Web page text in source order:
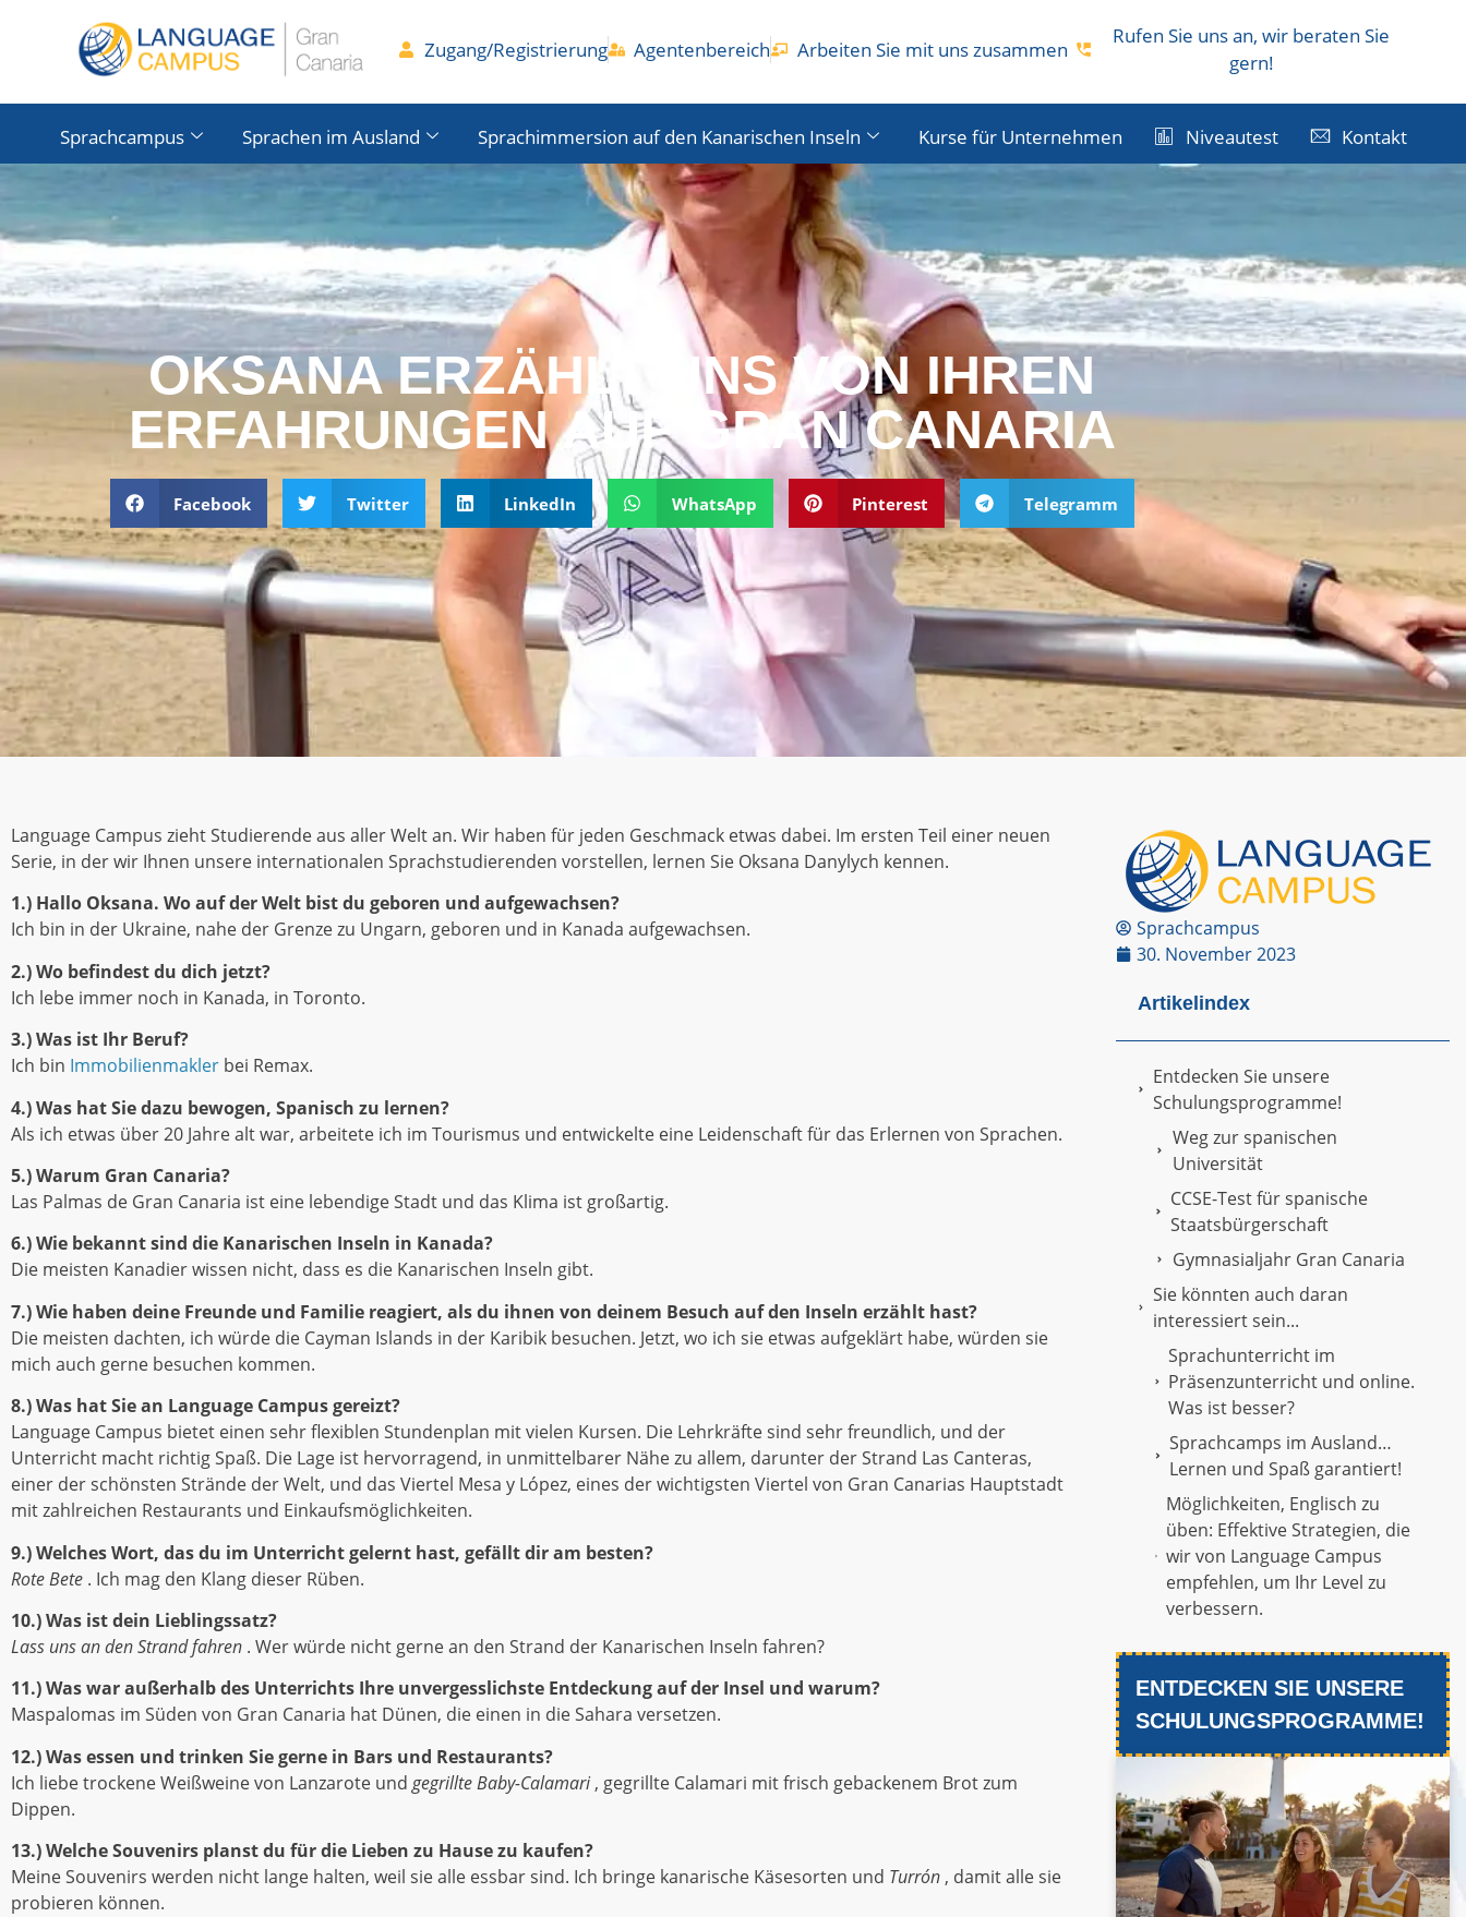
Zugang/Registrierung Agentenbereich Arbeiten Sie mit uns zusammen
Rufen Sie uns an, wir beraten Sie
gern!
Sprachcampus Sprachen im Ausland Sprachimmersion auf den Kanarischen Inseln Kurse für Unternehmen Niveautest Kontakt
OKSANA ERZÄHLT UNS VON IHREN
ERFAHRUNGEN AUF GRAN CANARIA
Facebook Twitter LinkedIn WhatsApp Pinterest Telegramm
Language Campus zieht Studierende aus aller Welt an. Wir haben für jeden Geschmack etwas dabei. Im ersten Teil einer neuen
Serie, in der wir Ihnen unsere internationalen Sprachstudierenden vorstellen, lernen Sie Oksana Danylych kennen.
1.) Hallo Oksana. Wo auf der Welt bist du geboren und aufgewachsen?
Ich bin in der Ukraine, nahe der Grenze zu Ungarn, geboren und in Kanada aufgewachsen.
2.) Wo befindest du dich jetzt?
Ich lebe immer noch in Kanada, in Toronto.
3.) Was ist Ihr Beruf?
Ich bin Immobilienmakler bei Remax.
4.) Was hat Sie dazu bewogen, Spanisch zu lernen?
Als ich etwas über 20 Jahre alt war, arbeitete ich im Tourismus und entwickelte eine Leidenschaft für das Erlernen von Sprachen.
5.) Warum Gran Canaria?
Las Palmas de Gran Canaria ist eine lebendige Stadt und das Klima ist großartig.
6.) Wie bekannt sind die Kanarischen Inseln in Kanada?
Die meisten Kanadier wissen nicht, dass es die Kanarischen Inseln gibt.
7.) Wie haben deine Freunde und Familie reagiert, als du ihnen von deinem Besuch auf den Inseln erzählt hast?
Die meisten dachten, ich würde die Cayman Islands in der Karibik besuchen. Jetzt, wo ich sie etwas aufgeklärt habe, würden sie
mich auch gerne besuchen kommen.
8.) Was hat Sie an Language Campus gereizt?
Language Campus bietet einen sehr flexiblen Stundenplan mit vielen Kursen. Die Lehrkräfte sind sehr freundlich, und der
Unterricht macht richtig Spaß. Die Lage ist hervorragend, in unmittelbarer Nähe zu allem, darunter der Strand Las Canteras,
einer der schönsten Strände der Welt, und das Viertel Mesa y López, eines der wichtigsten Viertel von Gran Canarias Hauptstadt
mit zahlreichen Restaurants und Einkaufsmöglichkeiten.
9.) Welches Wort, das du im Unterricht gelernt hast, gefällt dir am besten?
Rote Bete . Ich mag den Klang dieser Rüben.
10.) Was ist dein Lieblingssatz?
Lass uns an den Strand fahren . Wer würde nicht gerne an den Strand der Kanarischen Inseln fahren?
11.) Was war außerhalb des Unterrichts Ihre unvergesslichste Entdeckung auf der Insel und warum?
Maspalomas im Süden von Gran Canaria hat Dünen, die einen in die Sahara versetzen.
12.) Was essen und trinken Sie gerne in Bars und Restaurants?
Ich liebe trockene Weißweine von Lanzarote und gegrillte Baby-Calamari, gegrillte Calamari mit frisch gebackenem Brot zum
Dippen.
13.) Welche Souvenirs planst du für die Lieben zu Hause zu kaufen?
Meine Souvenirs werden nicht lange halten, weil sie alle essbar sind. Ich bringe kanarische Käsesorten und Turrón , damit alle sie
probieren können.
Sprachcampus
30. November 2023
Artikelindex
Entdecken Sie unsere
Schulungsprogramme!
Weg zur spanischen
Universität
CCSE-Test für spanische
Staatsbürgerschaft
Gymnasialjahr Gran Canaria
Sie könnten auch daran
interessiert sein...
Sprachunterricht im
Präsenzunterricht und online.
Was ist besser?
Sprachcamps im Ausland…
Lernen und Spaß garantiert!
Möglichkeiten, Englisch zu
üben: Effektive Strategien, die
wir von Language Campus
empfehlen, um Ihr Level zu
verbessern.
ENTDECKEN SIE UNSERE
SCHULUNGSPROGRAMME!